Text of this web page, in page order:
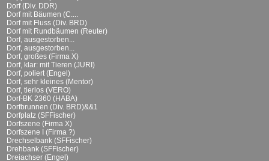
Dorf (Div. DDR)
Dorf mit Bäumen (C....
Dorf mit Fluss (Div. BRD)
Dorf mit Rundbäumen (Reuter)
Dorf, ausgestorben...
Dorf, ausgestorben...
Dorf, großes (Firma X)
Dorf, klar: mit Tieren (JURI)
Dorf, poliert (Engel)
Dorf, sehr kleines (Mentor)
Dorf, tierlos (VERO)
Dorf-BK 2360 (HABA)
Dorfbrunnen (Div. BRD)&&1
Dorfplatz (SFFischer)
Dorfszene (Firma X)
Dorfszene I (Firma ?)
Drechselbank (SFFischer)
Drehbank (SFFischer)
Dreiachser (Engel)